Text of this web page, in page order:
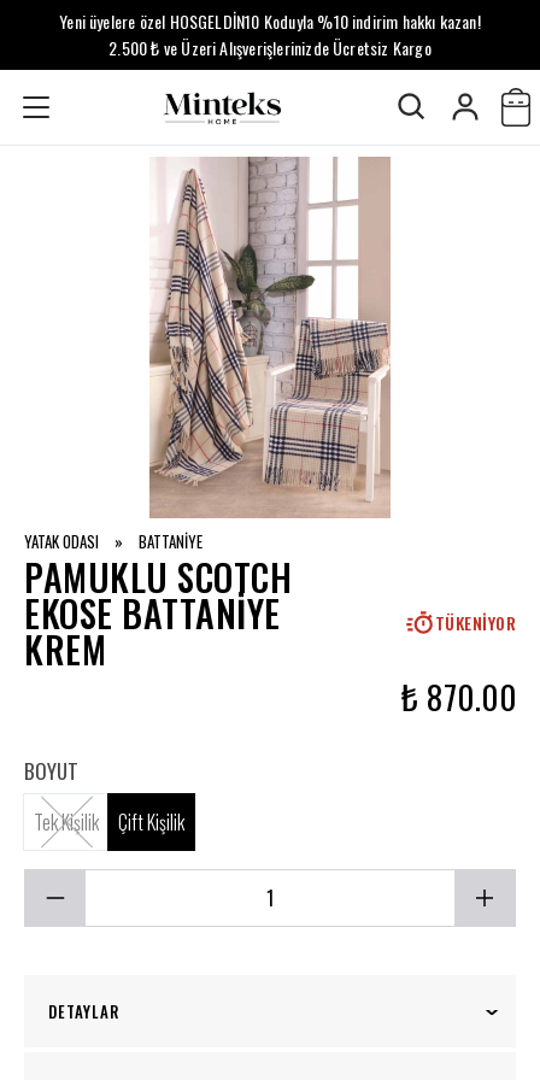
Yeni üyelere özel HOSGELDİN10 Koduyla %10 indirim hakkı kazan!
2.500 ₺ ve Üzeri Alışverişlerinizde Ücretsiz Kargo
YATAK ODASI » BATTANİYE
PAMUKLU SCOTCH
EKOSE BATTANIYE
KREM TÜKENIYOR
₺ 870.00
BOYUT
Tek Kişilik Çift Kişilik
DETAYLAR